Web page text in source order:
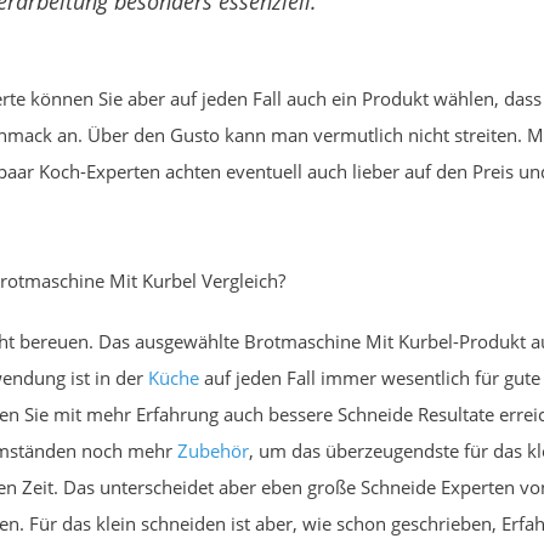
können Sie aber auf jeden Fall auch ein Produkt wählen,
an. Über den Gusto kann man vermutlich nicht streiten.
Koch-Experten achten eventuell auch lieber auf den Preis
Mit Kurbel Vergleich?
bereuen. Das ausgewählte Brotmaschine Mit Kurbel-Produkt
ist in der Küche auf jeden Fall immer wesentlich für gute
Sie mit mehr Erfahrung auch bessere Schneide Resultate
noch mehr Zubehör, um das überzeugendste für das
Zeit. Das unterscheidet aber eben große Schneide Experten
Für das klein schneiden ist aber, wie schon geschrieben,